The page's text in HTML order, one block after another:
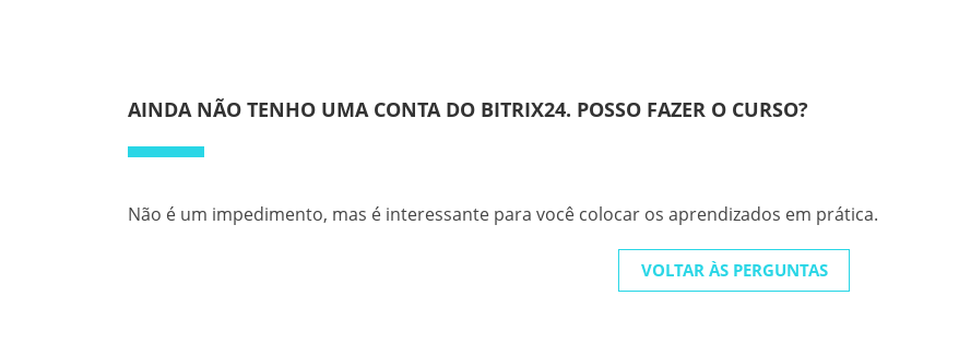
AINDA NÃO TENHO UMA CONTA DO BITRIX24. POSSO FAZER O CURSO?
Não é um impedimento, mas é interessante para você colocar os aprendizados em prática.
VOLTAR ÀS PERGUNTAS